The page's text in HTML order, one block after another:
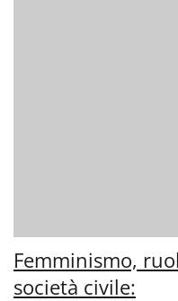
Femminismo,
società civile: